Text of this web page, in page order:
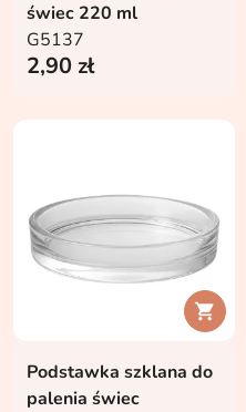
świec 220 ml
G5137
2,90 zł

Podstawka szklana do
palenia świec